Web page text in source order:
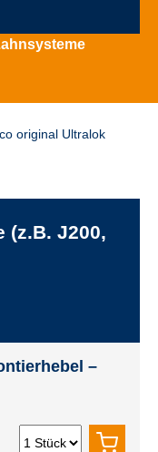
original Ultralok
(z.B. J200,
–